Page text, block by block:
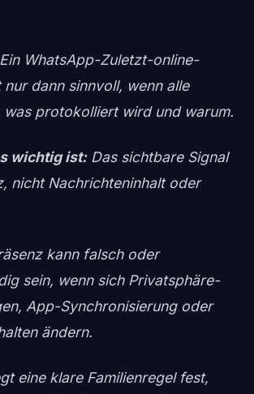
WhatsApp-Zuletzt-online-
nur dann sinnvoll, wenn alle
was protokolliert wird und warum.
wichtig ist:Das sichtbare Signal
nicht Nachrichteninhalt oder
kann falsch oder
sein, wenn sich Privatsphäre-
App-Synchronisierung oder
ändern.
eine klare Familienregel fest,